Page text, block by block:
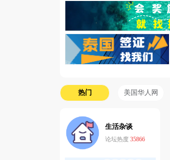
热门 美国华人网
生活杂谈
论坛热度 35866